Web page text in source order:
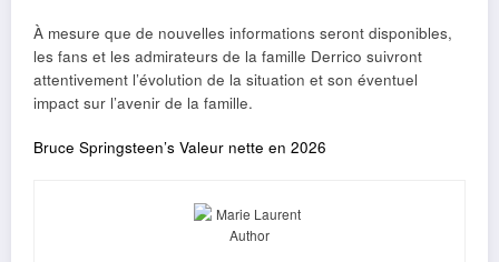
À mesure que de nouvelles informations seront disponibles,
les fans et les admirateurs de la famille Derrico suivront
attentivement l’évolution de la situation et son éventuel
impact sur l’avenir de la famille.
Bruce Springsteen’s Valeur nette en 2026